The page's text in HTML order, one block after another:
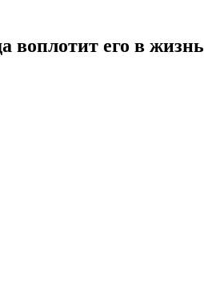
воплотит его в жизнь